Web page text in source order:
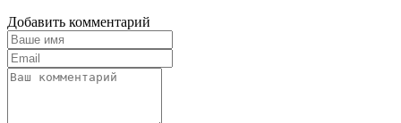
Добавить комментарий